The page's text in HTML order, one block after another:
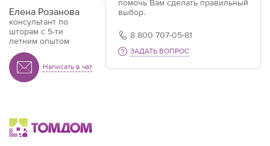
Елена Розанова
консультант по
шторам с 5-ти
летним опытом
Написать в чат
помочь Вам сделать правильный
выбор.
8 800 707-05-81
ЗАДАТЬ ВОПРОС